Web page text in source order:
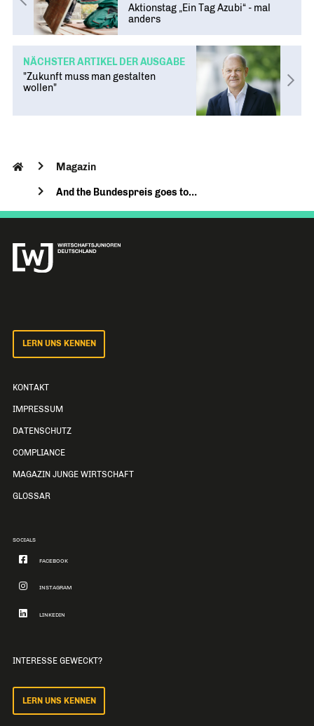
Aktionstag „Ein Tag Azubi“ - mal
anders
NÄCHSTER ARTIKEL DER AUSGABE
"Zukunft muss man gestalten
wollen"
Magazin
And the Bundespreis goes to…
LERN UNS KENNEN
KONTAKT
IMPRESSUM
DATENSCHUTZ
COMPLIANCE
MAGAZIN JUNGE WIRTSCHAFT
GLOSSAR
SOCIALS
FACEBOOK
INSTAGRAM
LINKEDIN
INTERESSE GEWECKT?
LERN UNS KENNEN